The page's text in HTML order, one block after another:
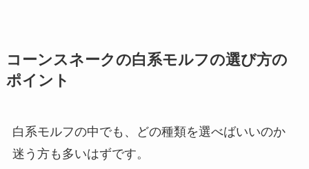
コーンスネークの白系モルフの選び方の
ポイント
白系モルフの中でも、どの種類を選べばいいのか
迷う方も多いはずです。